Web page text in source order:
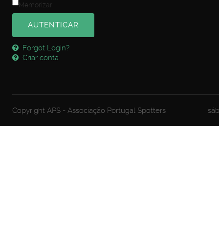
Memorizar
AUTENTICAR
Forgot Login?
Criar conta
Copyright APS - Associação Portugal Spotters